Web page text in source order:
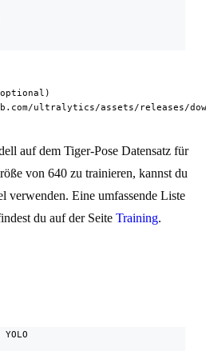
ultralytics/assets/releases/
auf dem Tiger-Pose Datensatz für
von 640 zu trainieren, kannst du
verwenden. Eine umfassende Liste
du auf der Seite Training.